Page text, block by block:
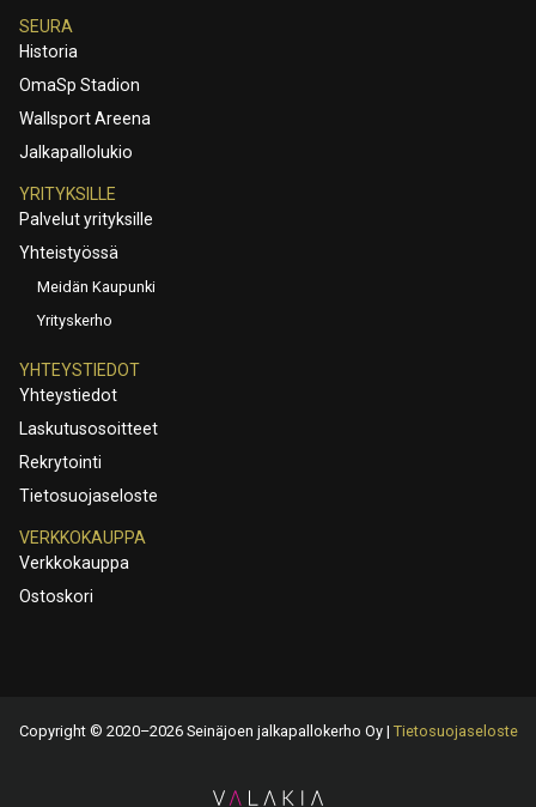
SEURA
Historia
OmaSp Stadion
Wallsport Areena
Jalkapallolukio
YRITYKSILLE
Palvelut yrityksille
Yhteistyössä
Meidän Kaupunki
Yrityskerho
YHTEYSTIEDOT
Yhteystiedot
Laskutusosoitteet
Rekrytointi
Tietosuojaseloste
VERKKOKAUPPA
Verkkokauppa
Ostoskori
Copyright © 2020–2026 Seinäjoen jalkapallokerho Oy | Tietosuojaseloste